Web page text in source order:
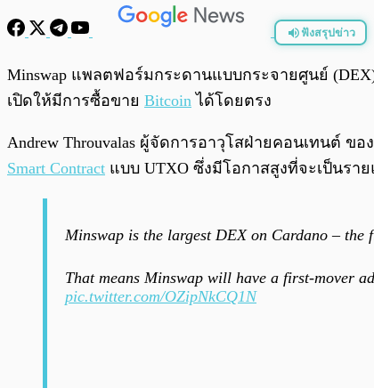
ฟังสรุปข่าว
พร้อมเล่น
Minswap แพลตฟอร์มกระดานแบบกระจายศูนย์
เปิดให้มีการซื้อขาย Bitcoin ได้โดยตรง
Andrew Throuvalas ผู้จัดการอาวุโสฝ่ายคอนเทนต์ ข
Smart Contract แบบ UTXO ซึ่งมีโอกาสสูงที่จะเป็นรา
Minswap is the largest DEX on Cardano –
That means Minswap will have a first-mover
pic.twitter.com/OZipNkCQ1N